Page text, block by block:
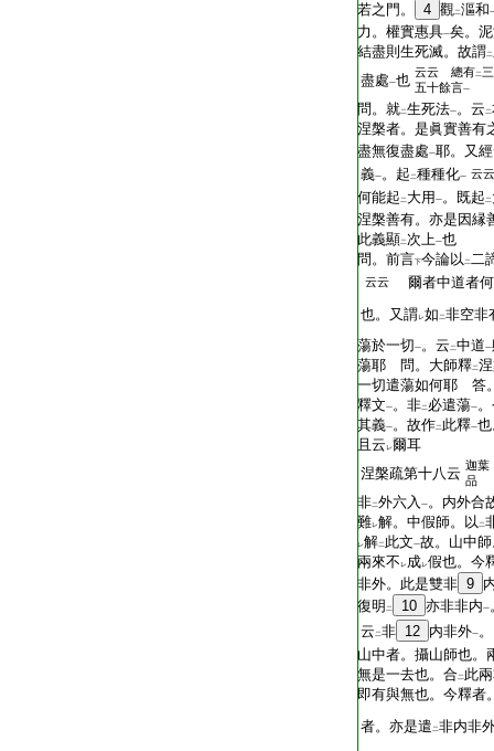
若之門。 4 觀二漚和
力。權實惠具一矣。
結盡則生死滅。故謂二
盡處一也 云云 總有二
五十餘言一
問。就二生死法一。云 二
涅槃者。是眞實善有
盡無復盡處一耶。又
義一。起 二種種化一 云云
何能起 二 大用 一。既起 二
涅槃善有。亦是因縁
此義顯二次上一也
問。前言下今論以 二二
云云
爾者中道者
也。又謂レ如 二非空非
蕩於一切一。云 二中道一
蕩耶 問。大師釋二
一切遣蕩如何耶 答
釋文一。非二 必遣蕩一
其義一。故作二 此釋一
且云 レ爾耳
涅槃疏第十八云 迦葉
品
非二外六入 一。内外合
難レ解。中假師。以 二
レ解二 此文一故。山中
兩來不 レ成レ假也。今
非外。此是雙非 9
復明 二 10 亦非非内一
云 二非 12 内非外一
山中者。攝山師也。
無是一去也。合二 此
即有與無也。今釋者
者。亦是遣 二非内非